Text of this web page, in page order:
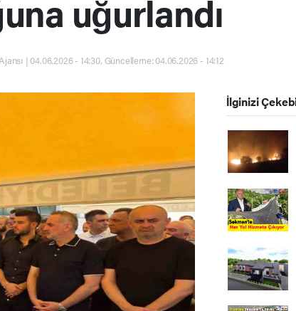
uğurlandı
| 04.06.2026 - 14:30, Güncelleme: 04.06.2026 - 14:12
İlginizi